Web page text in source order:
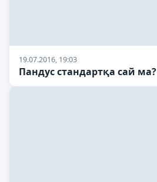
19.07.2016, 19:03
Пандус стандартқа сай ма?